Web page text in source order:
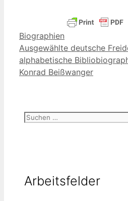
Kategorien
Biographien
Ausgewählte deutsche
alphabetische
Konrad Beißwanger
Suchen
Arbeitsfelder